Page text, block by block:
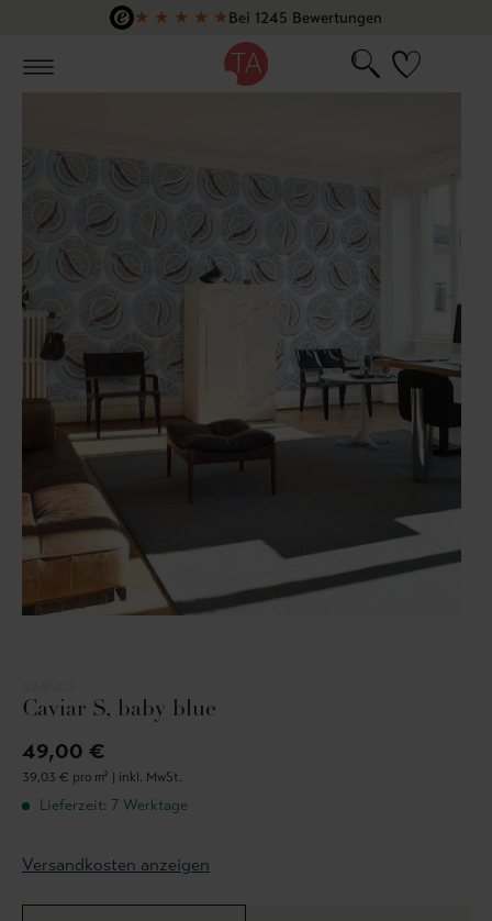
Zum Hauptinhalt springen
★ ★ ★ ★ ★Bei 1245 Bewertungen
Caviar S, baby blue
49,00 €
39,03 € pro m² | inkl. MwSt.
Lieferzeit: 7 Werktage
Versandkosten anzeigen